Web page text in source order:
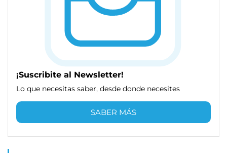
¡Suscribite al Newsletter!
Lo que necesitas saber, desde donde necesites
SABER MÁS